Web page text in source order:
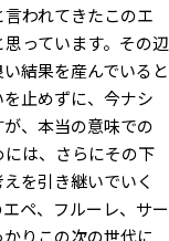
われてきたこのエ
っています。その辺
結果を産んでいると
止めずに、今ナシ
、本当の意味での
は、さらにその下
を引き継いでいく
ペ、フルーレ、サー
りこの次の世代に